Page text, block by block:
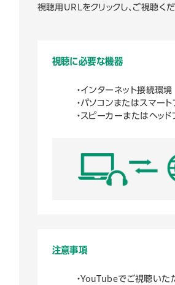
視聴用URLをクリックし、ご視聴くだ
視聴に必要な機器
・インターネット接続環境
・パソコンまたはスマート
・スピーカーまたはヘッド
注意事項
・YouTubeでご視聴いた